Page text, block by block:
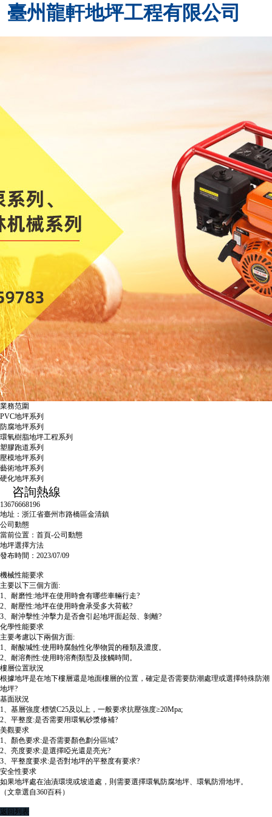
臺州龍軒地坪工程有限公司
業務范圍
PVC地坪系列
防腐地坪系列
環氧樹脂地坪工程系列
塑膠跑道系列
壓模地坪系列
藝術地坪系列
硬化地坪系列
咨詢熱線
13676668196
地址：浙江省臺州市路橋區金清鎮
公司動態
當前位置： 首頁-公司動態
地坪選擇方法
發布時間：2023/07/09
機械性能要求
主要以下三個方面:
1、耐磨性:地坪在使用時會有哪些車輛行走?
2、耐壓性:地坪在使用時會承受多大荷載?
3、耐沖擊性:沖擊力是否會引起地坪面起殼、剝離?
化學性能要求
主要考慮以下兩個方面:
1、耐酸堿性:使用時腐蝕性化學物質的種類及濃度。
2、耐溶劑性:使用時溶劑類型及接觸時間。
樓層位置狀況
根據地坪是在地下樓層還是地面樓層的位置，確定是否需要防潮處理或選擇特殊防潮
地坪?
基面狀況
1、基層強度:標號C25及以上，一般要求抗壓強度≥20Mpa;
2、平整度:是否需要用環氧砂漿修補?
美觀要求
1、顏色要求:是否需要顏色劃分區域?
2、亮度要求:是選擇啞光還是亮光?
3、平整度要求:是否對地坪的平整度有要求?
安全性要求
如果地坪處在油漬環境或坡道處，則需要選擇環氧防腐地坪、環氧防滑地坪。
（文章選自360百科）
返回列表